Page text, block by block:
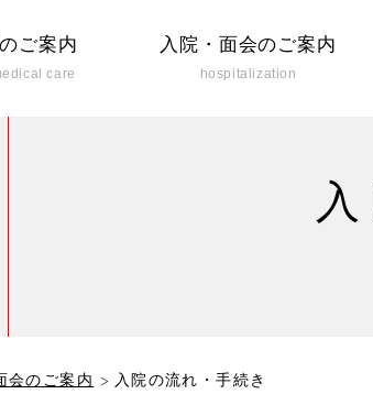
ご案内
care
入院・面会のご案内
hospitalization
会のご案内 入院の流れ・手続き